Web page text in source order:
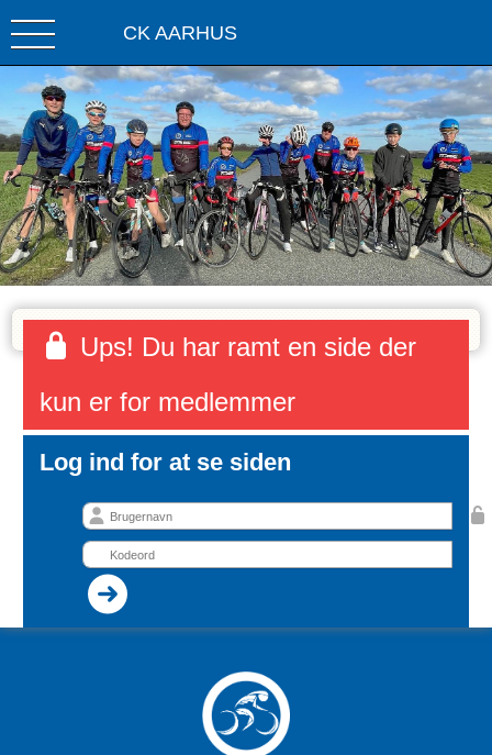
CK AARHUS
Ups! Du har ramt en side der
kun er for medlemmer
Log ind for at se siden